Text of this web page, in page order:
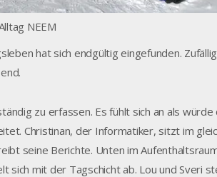
NEEM
hat sich endgültig eingefunden.
zu erfassen. Es fühlt sich an als
Christinan, der Informatiker, sitzt im
seine Berichte. Unten im
sich mit der Tagschicht ab. Lou und Sveri